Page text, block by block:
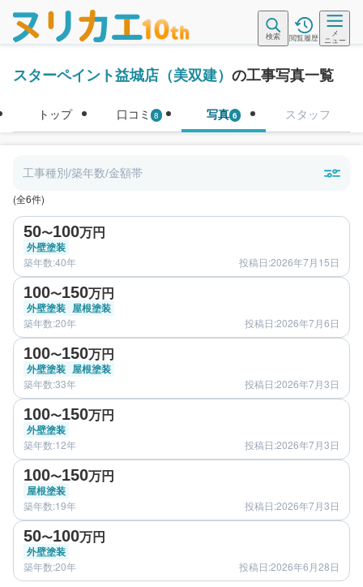
検索 閲覧履歴
メ
ニュー
スターペイント益城店（美双建） の工事写真一覧
トップ 口コミ 8 写真 6 スタッフ
工事種別/築年数/金額帯
(全6件)
before
50〜100万円
外壁塗装
築年数:40年 投稿日:2026年7月15日
before
100〜150万円
外壁塗装 屋根塗装
築年数:20年 投稿日:2026年7月6日
before
100〜150万円
外壁塗装 屋根塗装
築年数:33年 投稿日:2026年7月3日
before
100〜150万円
外壁塗装
築年数:12年 投稿日:2026年7月3日
before
100〜150万円
屋根塗装
築年数:19年 投稿日:2026年7月3日
before
50〜100万円
外壁塗装
築年数:20年 投稿日:2026年6月28日